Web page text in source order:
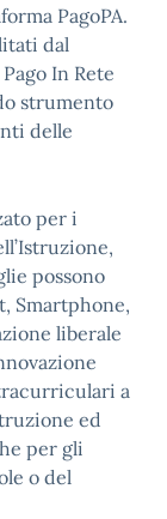
PagoPA.
dal
In Rete
strumento
delle
per i
possono
Smartphone,
liberale
a
ed
per gli
o del